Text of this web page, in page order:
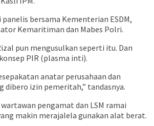
bersama Kementerian ESDM,
Kemaritiman dan Mabes Polri.
pun mengusulkan seperti itu. Dan
PIR (plasma inti).
anatar perusahaan dan
dibero izin pemeritah,” tandasnya.
pengamat dan LSM ramai
makin merajalela gunakan alat berat.